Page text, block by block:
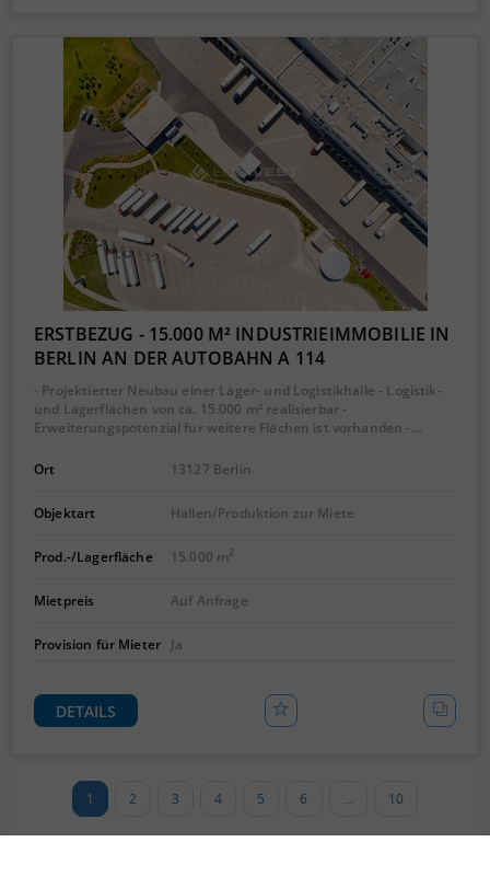
ERSTBEZUG - 15.000 M² INDUSTRIEIMMOBILIE IN
BERLIN AN DER AUTOBAHN A 114
- Projektierter Neubau einer Lager- und Logistikhalle - Logistik-
und Lagerflächen von ca. 15.000 m² realisierbar -
Erweiterungspotenzial für weitere Flächen ist vorhanden -…
Ort 13127 Berlin
Objektart Hallen/Produktion zur Miete
Prod.-/Lagerfläche 15.000 m2
Mietpreis Auf Anfrage
Provision für Mieter Ja
DETAILS
1 2 3 4 5 6 ... 10